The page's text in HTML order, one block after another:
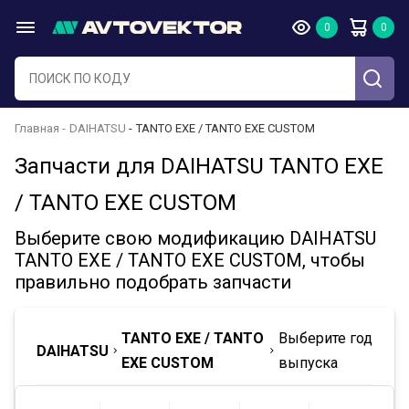
Главная DAIHATSU TANTO EXE / TANTO EXE CUSTOM
Запчасти для DAIHATSU TANTO EXE
/ TANTO EXE CUSTOM
Выберите свою модификацию DAIHATSU
TANTO EXE / TANTO EXE CUSTOM, чтобы
правильно подобрать запчасти
DAIHATSU
TANTO EXE / TANTO
EXE CUSTOM
Выберите год
выпуска